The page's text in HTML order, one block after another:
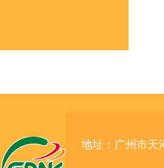
地址：广州市天